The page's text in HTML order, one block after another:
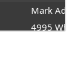
Mark
4995 White